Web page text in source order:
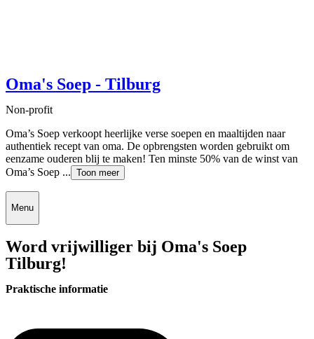
Oma's Soep - Tilburg
Non-profit
Oma’s Soep verkoopt heerlijke verse soepen en maaltijden naar
authentiek recept van oma. De opbrengsten worden gebruikt om
eenzame ouderen blij te maken! Ten minste 50% van de winst van
Oma’s Soep ... Toon meer
Menu
Word vrijwilliger bij Oma's Soep
Tilburg!
Praktische informatie